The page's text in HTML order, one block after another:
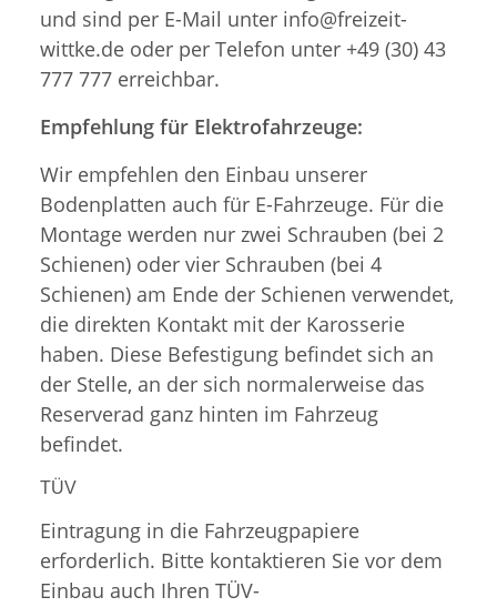
und sind per E-Mail unter info@freizeit-
wittke.de oder per Telefon unter +49 (30) 43
777 777 erreichbar.
Empfehlung für Elektrofahrzeuge:
Wir empfehlen den Einbau unserer
Bodenplatten auch für E-Fahrzeuge. Für die
Montage werden nur zwei Schrauben (bei 2
Schienen) oder vier Schrauben (bei 4
Schienen) am Ende der Schienen verwendet,
die direkten Kontakt mit der Karosserie
haben. Diese Befestigung befindet sich an
der Stelle, an der sich normalerweise das
Reserverad ganz hinten im Fahrzeug
befindet.
TÜV
Eintragung in die Fahrzeugpapiere
erforderlich. Bitte kontaktieren Sie vor dem
Einbau auch Ihren TÜV-